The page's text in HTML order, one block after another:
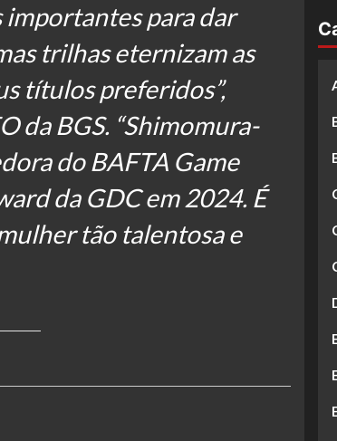
importantes para dar
trilhas eternizam as
títulos preferidos”,
da BGS. “Shimomura-
do BAFTA Game
da GDC em 2024. É
tão talentosa e